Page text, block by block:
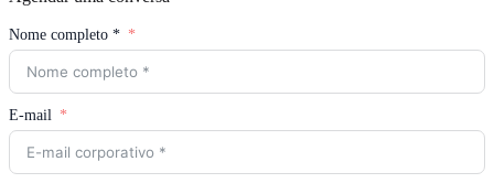
Nome completo *
E-mail